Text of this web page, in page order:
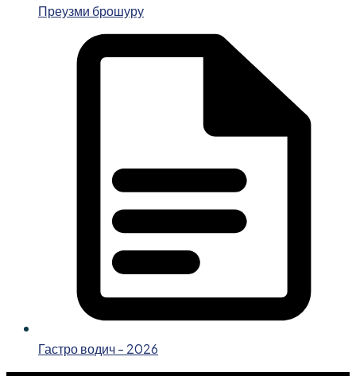
Преузми брошуру
Гастро водич - 2026